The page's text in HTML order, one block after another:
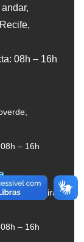
08h – 16h
– 16h
da Ingazeira,
– 16h